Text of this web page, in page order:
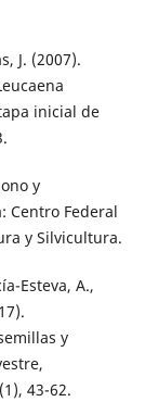
J. (2007).
inicial de
y
Centro Federal
y Silvicultura.
Esteva, A.,
y
43-62.